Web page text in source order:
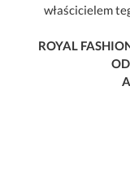
właścicielem
ROYAL